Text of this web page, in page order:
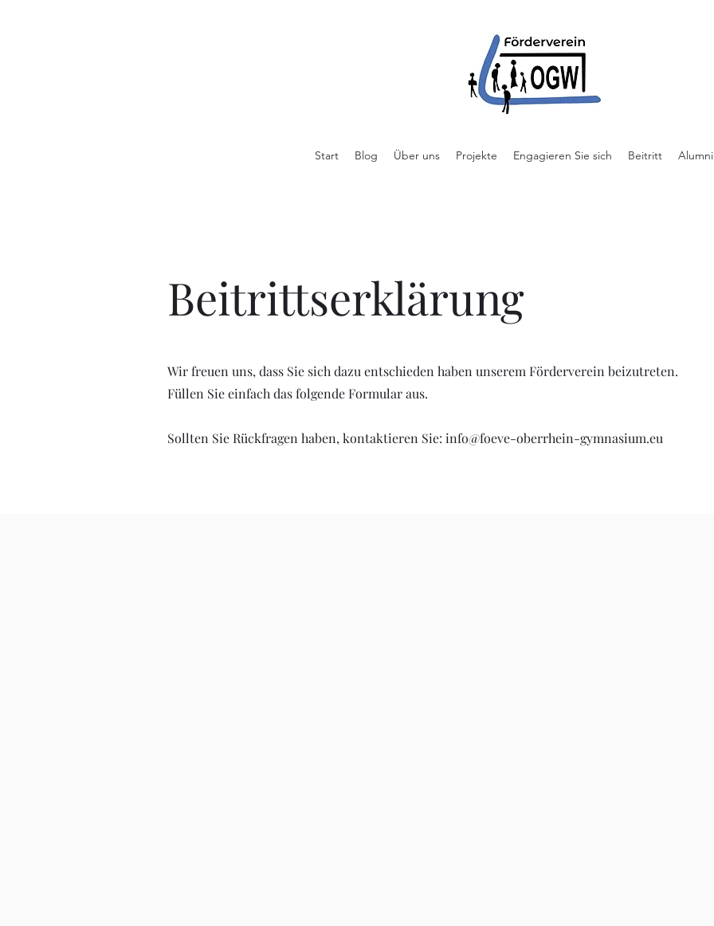
Start Blog Über uns Projekte Engagieren Sie sich Beitritt Alumni
Beitrittserklärung
Wir freuen uns, dass Sie sich dazu entschieden haben unserem Förderverein beizutreten.
Füllen Sie einfach das folgende Formular aus.
Sollten Sie Rückfragen haben, kontaktieren Sie: info@foeve-oberrhein-gymnasium.eu